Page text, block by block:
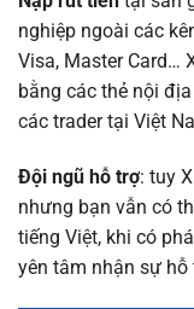
nghiệp ngoài các
Visa, Master Card…
bằng các thẻ nội
các trader tại Việt
Đội ngũ hỗ trợ: tuy
nhưng bạn vẫn có
tiếng Việt, khi có
yên tâm nhận sự hỗ